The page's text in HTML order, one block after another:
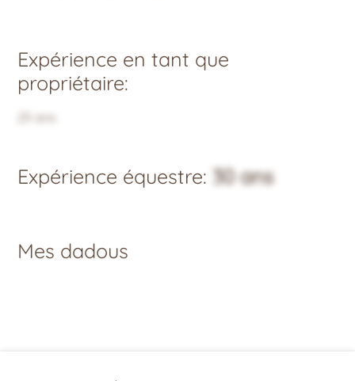
Expérience en tant que
propriétaire:
25 ans
Expérience équestre: 30 ans
Mes dadous